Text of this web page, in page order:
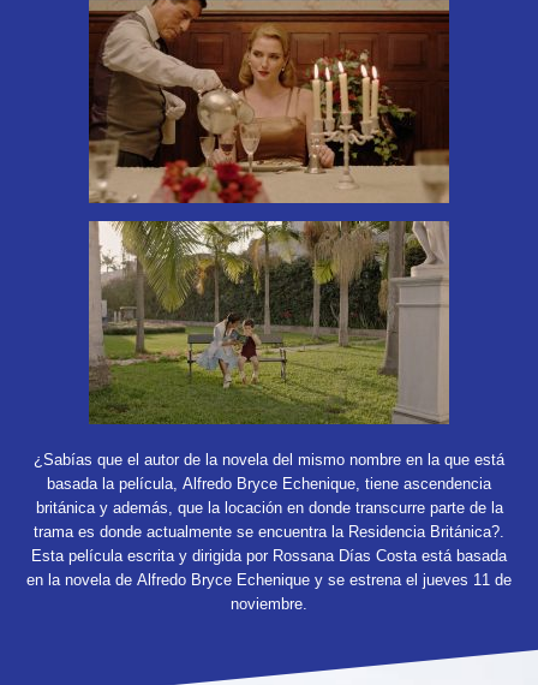
¿Sabías que el autor de la novela del mismo nombre en la que está
basada la película, Alfredo Bryce Echenique, tiene ascendencia
británica y además, que la locación en donde transcurre parte de la
trama es donde actualmente se encuentra la Residencia Británica?.
Esta película escrita y dirigida por Rossana Días Costa está basada
en la novela de Alfredo Bryce Echenique y se estrena el jueves 11 de
noviembre.